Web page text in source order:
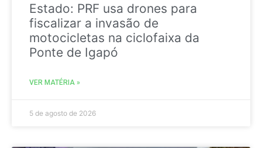
Estado: PRF usa drones para
fiscalizar a invasão de
motocicletas na ciclofaixa da
Ponte de Igapó
VER MATÉRIA »
5 de agosto de 2026